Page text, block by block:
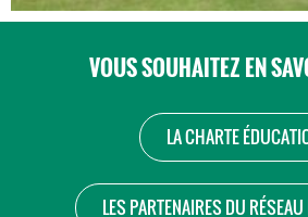
VOUS SOUHAITEZ EN
LA CHARTE
LES PARTENAIRES DU